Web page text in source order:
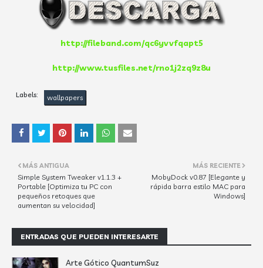
http://fileband.com/qc6yvvfqapt5
http://www.tusfiles.net/rno1j2zq9z8u
Labels: wallpapers
MÁS RECIENTE
MobyDock v0.87 [Elegante y
rápida barra estilo MAC para
Windows]
MÁS ANTIGUA
Simple System Tweaker v1.1.3 +
Portable [Optimiza tu PC con
pequeños retoques que
aumentan su velocidad]
ENTRADAS QUE PUEDEN INTERESARTE
Arte Gótico QuantumSuz